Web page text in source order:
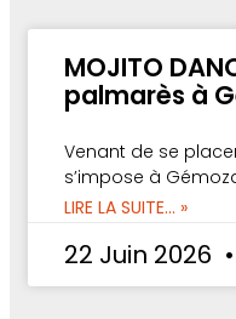
MOJITO
palmarès à
Venant de se placer,
s’impose à
LIRE LA SUITE... »
22 Juin 2026